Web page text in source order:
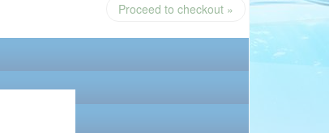
Proceed to checkout »